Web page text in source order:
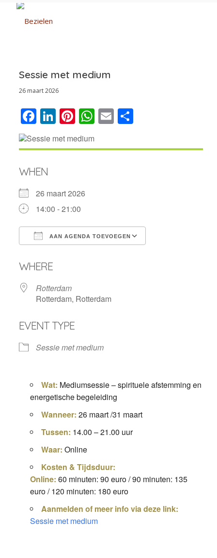
Sessie met medium
26 maart 2026
Facebook
LinkedIn
Pinterest
WhatsApp
EmailDelen
WHEN
26 maart 2026
14:00 - 21:00
AAN AGENDA TOEVOEGEN
WHERE
Rotterdam
Rotterdam, Rotterdam
EVENT TYPE
Sessie met medium
Wat: Mediumsessie – spirituele afstemming en
energetische begeleiding
Wanneer: 26 maart /31 maart
Tussen: 14.00 – 21.00 uur
Waar: Online
Kosten & Tijdsduur:
Online: 60 minuten: 90 euro / 90 minuten: 135
euro / 120 minuten: 180 euro
Aanmelden of meer info via deze link:
Sessie met medium